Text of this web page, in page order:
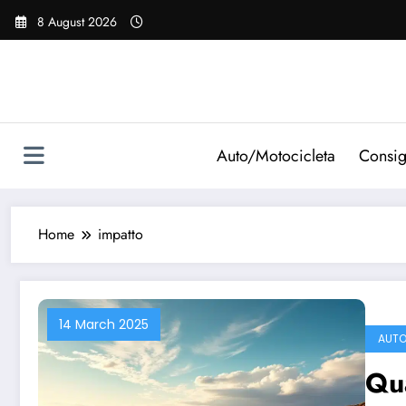
Vai
8 August 2026
Auto/Motocicleta
Home impatto
14 March 2025